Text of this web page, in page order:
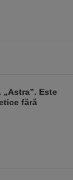
Este
fără